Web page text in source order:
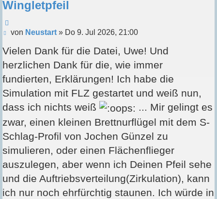
Wingletpfeil
Beitrag
von Neustart» Do 9. Jul 2026, 21:00
Vielen Dank für die Datei, Uwe! Und
herzlichen Dank für die, wie immer
fundierten, Erklärungen! Ich habe die
Simulation mit FLZ gestartet und weiß nun,
dass ich nichts weiß
... Mir gelingt es
zwar, einen kleinen Brettnurflügel mit dem S-
Schlag-Profil von Jochen Günzel zu
simulieren, oder einen Flächenflieger
auszulegen, aber wenn ich Deinen Pfeil sehe
und die Auftriebsverteilung(Zirkulation), kann
ich nur noch ehrfürchtig staunen. Ich würde in